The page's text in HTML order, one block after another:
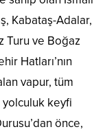
Kabataş-Adalar,
Turu ve Boğaz
Hatları’nın
vapur, tüm
keyfi
önce,